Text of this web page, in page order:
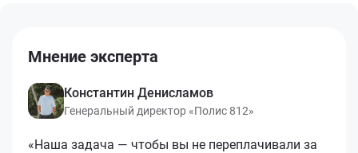
Мнение эксперта
Константин Денисламов
Генеральный директор «Полис 812»
«Наша задача — чтобы вы не переплачивали за